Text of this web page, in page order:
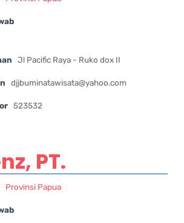
Jl Pacific Raya - Ruko dox II
djjbuminatawisata@yahoo.com
523532
PT.
Provinsi Papua